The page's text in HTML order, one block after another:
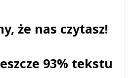
że nas czytasz!
93% tekstu